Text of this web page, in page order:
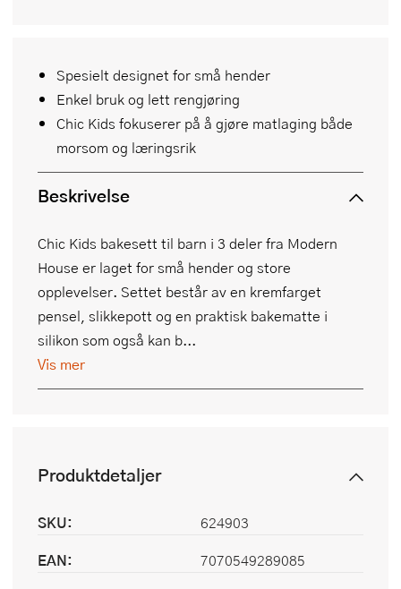
Spesielt designet for små hender
Enkel bruk og lett rengjøring
Chic Kids fokuserer på å gjøre matlaging både
morsom og læringsrik
Beskrivelse
Chic Kids bakesett til barn i 3 deler fra Modern
House er laget for små hender og store
opplevelser. Settet består av en kremfarget
pensel, slikkepott og en praktisk bakematte i
silikon som også kan b...
Vis mer
Produktdetaljer
SKU:
624903
EAN:
7070549289085